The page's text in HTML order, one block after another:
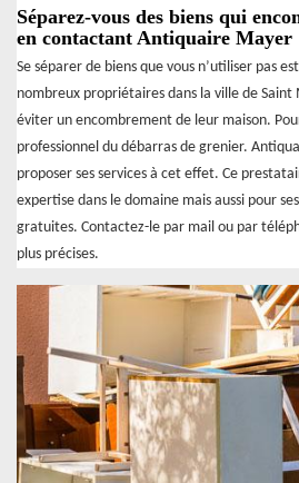
Séparez-vous des biens qui
en contactant Antiquaire Mayer
Se séparer de biens que vous n’utiliser pas
nombreux propriétaires dans la ville de Saint
éviter un encombrement de leur maison.
professionnel du débarras de grenier.
proposer ses services à cet effet. Ce
expertise dans le domaine mais aussi pour
gratuites. Contactez-le par mail ou par
plus précises.